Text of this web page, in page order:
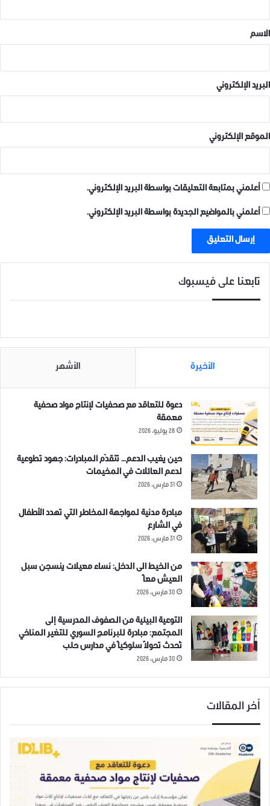
ناشطون مغيبون قسراً في
سجون هيئة تحرير الشام.
*الاسم
البريد الإلكتروني
الموقع الإلكتروني
أعلمني بمتابعة التعليقات بواسطة البريد الإلكتروني.
أعلمني بالمواضيع الجديدة بواسطة البريد الإلكتروني.
تابعنا على فيسبوك
الأخيرة الأشهر
دعوة للتعاقد مع صحفيات لإنتاج مواد صحفية
معمقة
28 يوليو، 2026
حين يغيب الدعم… تتقدّم المبادرات: جهود تطوعية
لدعم العائلات في المخيمات
31 مارس، 2026
مبادرة مدنية لمواجهة المخاطر التي تهدد الأطفال
في الشارع
31 مارس، 2026
من الخيط الى الدخل: نساء معيلات ينسجن سبل
العيش معاً
30 مارس، 2026
التوعية البيئية من الصفوف المدرسية إلى
المجتمع: مبادرة للبرنامج السوري للتغير المناخي
تُحدث تحولاً سلوكياً في مدارس حلب
30 مارس، 2026
أخر المقالات